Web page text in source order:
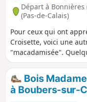
Départ à Bonnières
(Pas-de-Calais)
Pour ceux qui ont
Croisette, voici une
"macadamisée".
Bois
à Boubers-sur-